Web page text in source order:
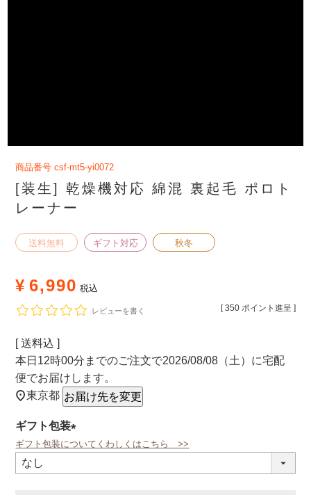
商品番号 csf-mt5-yi0072
[装生] 乾燥機対応 綿混 裏起毛 ポロト
レーナー
送料無料 ギフト対応 秋冬
¥ 6,990 税込
[ 350 ポイント進呈 ]
レビューを書く
送料込
本日 12時00分 までのご注文で2026/08/08（土） に宅配
便でお届けします。
東京都 お届け先を変更
ギフト包装
(必
ギフト包装についてくわしくはこちら >>